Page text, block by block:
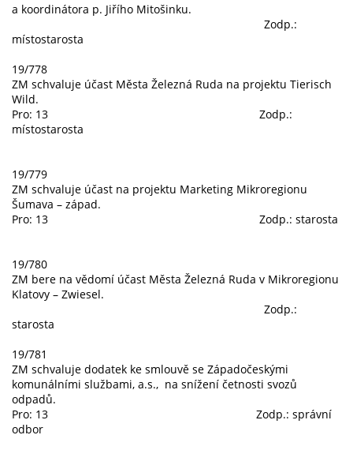
a koordinátora p. Jiřího Mitošinku.
Zodp.:
místostarosta
19/778
ZM schvaluje účast Města Železná Ruda na projektu Tierisch
Wild.
Pro: 13 Zodp.:
místostarosta
19/779
ZM schvaluje účast na projektu Marketing Mikroregionu
Šumava – západ.
Pro: 13 Zodp.: starosta
19/780
ZM bere na vědomí účast Města Železná Ruda v Mikroregionu
Klatovy – Zwiesel.
Zodp.:
starosta
19/781
ZM schvaluje dodatek ke smlouvě se Západočeskými
komunálními službami, a.s., na snížení četnosti svozů
odpadů.
Pro: 13 Zodp.: správní
odbor